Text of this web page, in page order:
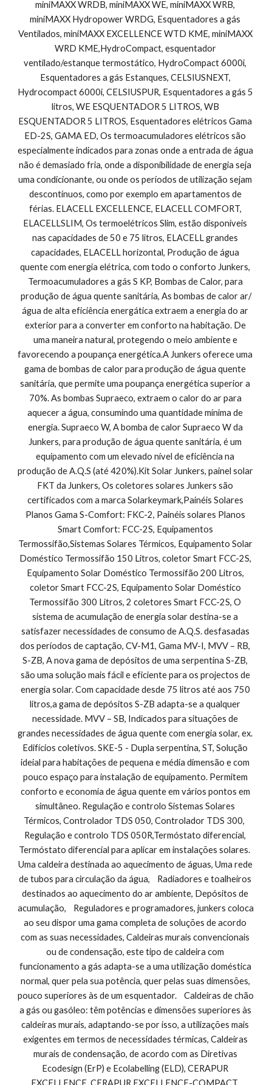
miniMAXX WRDB, miniMAXX WE, miniMAXX WRB,
miniMAXX Hydropower WRDG, Esquentadores a gás
Ventilados, miniMAXX EXCELLENCE WTD KME, miniMAXX
WRD KME,HydroCompact, esquentador
ventilado/estanque termostático, HydroCompact 6000i,
Esquentadores a gás Estanques, CELSIUSNEXT,
Hydrocompact 6000i, CELSIUSPUR, Esquentadores a gás 5
litros, WE ESQUENTADOR 5 LITROS, WB
ESQUENTADOR 5 LITROS, Esquentadores elétricos Gama
ED-2S, GAMA ED, Os termoacumuladores elétricos são
especialmente indicados para zonas onde a entrada de água
não é demasiado fria, onde a disponibilidade de energia seja
uma condicionante, ou onde os períodos de utilização sejam
descontínuos, como por exemplo em apartamentos de
férias. ELACELL EXCELLENCE, ELACELL COMFORT,
ELACELLSLIM, Os termoelétricos Slim, estão disponíveis
nas capacidades de 50 e 75 litros, ELACELL grandes
capacidades, ELACELL horizontal, Produção de água
quente com energia elétrica, com todo o conforto Junkers,
Termoacumuladores a gás S KP, Bombas de Calor, para
produção de água quente sanitária, As bombas de calor ar/
água de alta eficiência energática extraem a energia do ar
exterior para a converter em conforto na habitação. De
uma maneira natural, protegendo o meio ambiente e
favorecendo a poupança energética.A Junkers oferece uma
gama de bombas de calor para produção de água quente
sanitária, que permite uma poupança energética superior a
70%. As bombas Supraeco, extraem o calor do ar para
aquecer a água, consumindo uma quantidade mínima de
energia. Supraeco W, A bomba de calor Supraeco W da
Junkers, para produção de água quente sanitária, é um
equipamento com um elevado nível de eficiência na
produção de A.Q.S (até 420%).Kit Solar Junkers, painel solar
FKT da Junkers, Os coletores solares Junkers são
certificados com a marca Solarkeymark,Painéis Solares
Planos Gama S-Comfort: FKC-2, Painéis solares Planos
Smart Comfort: FCC-2S, Equipamentos
Termossifão,Sistemas Solares Térmicos, Equipamento Solar
Doméstico Termossifão 150 Litros, coletor Smart FCC-2S,
Equipamento Solar Doméstico Termossifão 200 Litros,
coletor Smart FCC-2S, Equipamento Solar Doméstico
Termossifão 300 Litros, 2 coletores Smart FCC-2S, O
sistema de acumulação de energia solar destina-se a
satisfazer necessidades de consumo de A.Q.S. desfasadas
dos períodos de captação, CV-M1, Gama MV-I, MVV – RB,
S-ZB, A nova gama de depósitos de uma serpentina S-ZB,
são uma solução mais fácil e eficiente para os projectos de
energia solar. Com capacidade desde 75 litros até aos 750
litros,a gama de depósitos S-ZB adapta-se a qualquer
necessidade. MVV – SB, Indicados para situações de
grandes necessidades de água quente com energia solar, ex.
Edifícios coletivos. SKE-5 - Dupla serpentina, ST, Solução
ideial para habitações de pequena e média dimensão e com
pouco espaço para instalação de equipamento. Permitem
conforto e economia de água quente em vários pontos em
simultâneo. Regulação e controlo Sistemas Solares
Térmicos, Controlador TDS 050, Controlador TDS 300,
Regulação e controlo TDS 050R,Termóstato diferencial,
Termóstato diferencial para aplicar em instalações solares.
Uma caldeira destinada ao aquecimento de águas, Uma rede
de tubos para circulação da água,    Radiadores e toalheiros
destinados ao aquecimento do ar ambiente, Depósitos de
acumulação,    Reguladores e programadores, junkers coloca
ao seu dispor uma gama completa de soluções de acordo
com as suas necessidades, Caldeiras murais convencionais
ou de condensação, este tipo de caldeira com
funcionamento a gás adapta-se a uma utilização doméstica
normal, quer pela sua potência, quer pelas suas dimensões,
pouco superiores às de um esquentador.    Caldeiras de chão
a gás ou gasóleo: têm potências e dimensões superiores às
caldeiras murais, adaptando-se por isso, a utilizações mais
exigentes em termos de necessidades térmicas, Caldeiras
murais de condensação, de acordo com as Diretivas
Ecodesign (ErP) e Ecolabelling (ELD), CERAPUR
EXCELLENCE, CERAPUR EXCELLENCE-COMPACT,